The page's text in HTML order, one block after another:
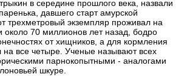
в середине прошлого века, назвали
давшего старт амурской
трехметровый экземпляр проживал на
около 70 миллионов лет назад, бодро
от хищников, а для кормления
на все четыре. Ученые называют всех
парнокопытными - аналогами
шкуре.